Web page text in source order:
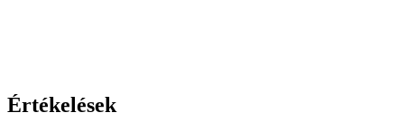
Értékelések